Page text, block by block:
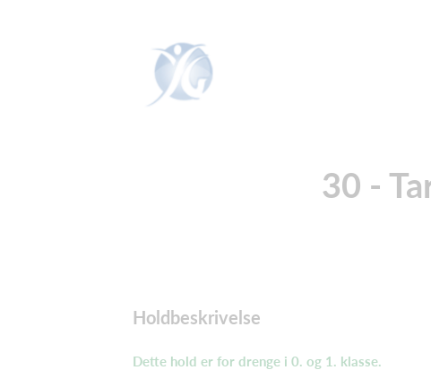
30 -
Holdbeskrivelse
Dette hold er for drenge i 0. og 1. klasse.